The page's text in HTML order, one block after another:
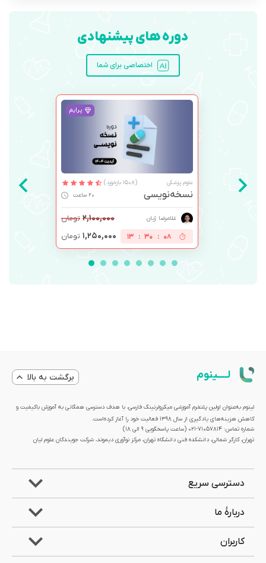
دوره های پیشنهادی
اختصاصی برای شما
پرایم
علوم پزشکی (1508 بازخورد)
نسخه‌نویسی 20 ساعت
غلامرضا ژیان ۲,۱۰۰,۰۰۰ تومان
08
:
30
:
13 ۱,۲۵۰,۰۰۰ تومان
لــــینوم برگشت به بالا
لینوم به‌عنوان اولین پلتفرم آموزشی میکرولرنینگ فارسی، با هدف دسترسی همگانی به آموزش باکیفیت و
کاهش هزینه‌های یادگیری از سال 1398 فعالیت خود را آغاز کرده‌است.
شماره تماس: 71057814-021 (ساعت پاسخگویی ۹ الی ۱۸)
تهران، کارگر شمالی، دانشکده فنی دانشگاه تهران، مرکز نوآوری دیموند، شرکت جویندگان علوم لیان
دسترسی سریع
دربارۀ ما
کاربران